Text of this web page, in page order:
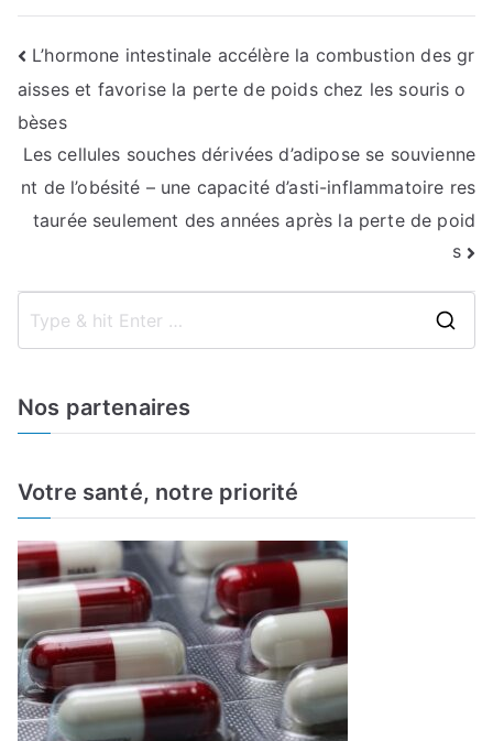
Navigation
de
l’article
L’hormone intestinale accélère la combustion des gr
aisses et favorise la perte de poids chez les souris o
bèses
Les cellules souches dérivées d’adipose se souvienne
nt de l’obésité – une capacité d’asti-inflammatoire res
taurée seulement des années après la perte de poid
s
f
Nos partenaires
Votre santé, notre priorité